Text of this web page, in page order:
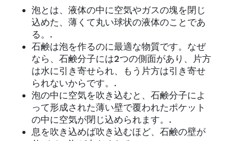
泡とは、液体の中に空気やガスの塊を閉じ
込めた、薄くて丸い球状の液体のことであ
る。.
石鹸は泡を作るのに最適な物質です。なぜ
なら、石鹸分子には2つの側面があり、片方
は水に引き寄せられ、もう片方は引き寄せ
られないからです。.
泡の中に空気を吹き込むと、石鹸分子によ
って形成された薄い壁で覆われたポケット
の中に空気が閉じ込められます。.
息を吹き込めば吹き込むほど、石鹸の壁が